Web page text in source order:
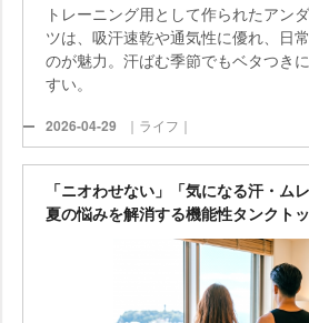
トレーニング用として作られたアン
ツは、吸汗速乾や通気性に優れ、日
のが魅力。汗ばむ季節でもベタつ
すい。
2026-04-29 ｜ライフ｜
「ニオわせない」「気になる汗・ム
夏の悩みを解消する機能性タンクト